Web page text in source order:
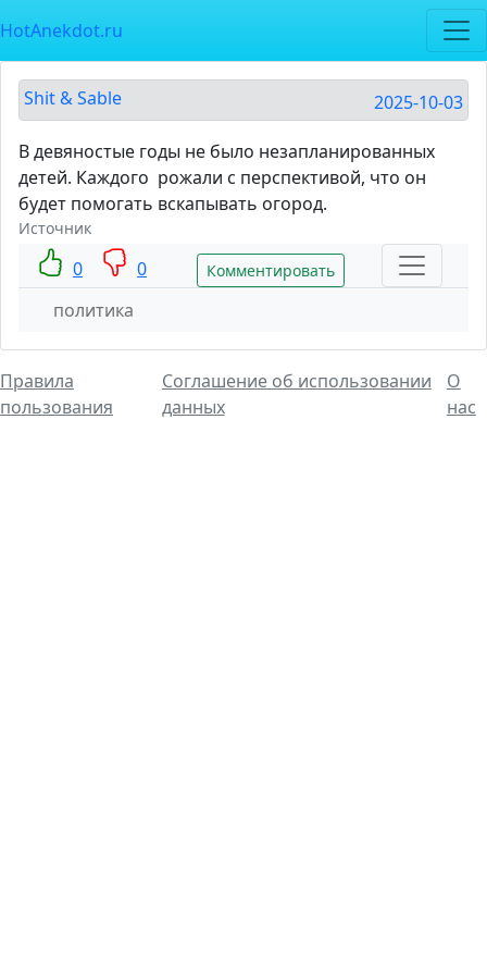
HotAnekdot.ru
Shit & Sable 2025-10-03
В девяностые годы не было незапланированных
детей. Каждого рожали с перспективой, что он
будет помогать вскапывать огород.
Источник
0 0 Комментировать
политика
Правила
пользования
Соглашение об использовании
данных
О
нас